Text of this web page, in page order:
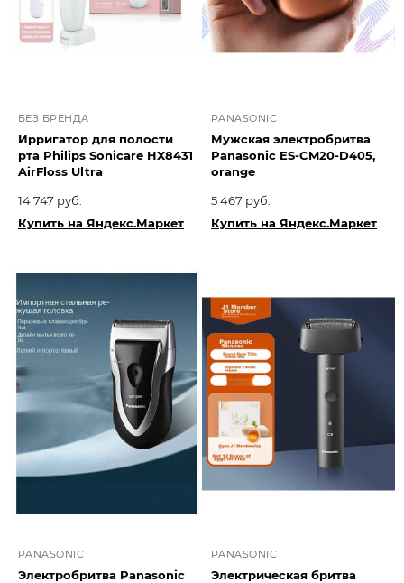
БЕЗ БРЕНДА
Ирригатор для полости
рта Philips Sonicare HX8431
AirFloss Ultra
14 747 руб.
Купить на Яндекс.Маркет
PANASONIC
Мужская электробритва
Panasonic ES-CM20-D405,
orange
5 467 руб.
Купить на Яндекс.Маркет
PANASONIC
Электробритва Panasonic
PANASONIC
Электрическая бритва